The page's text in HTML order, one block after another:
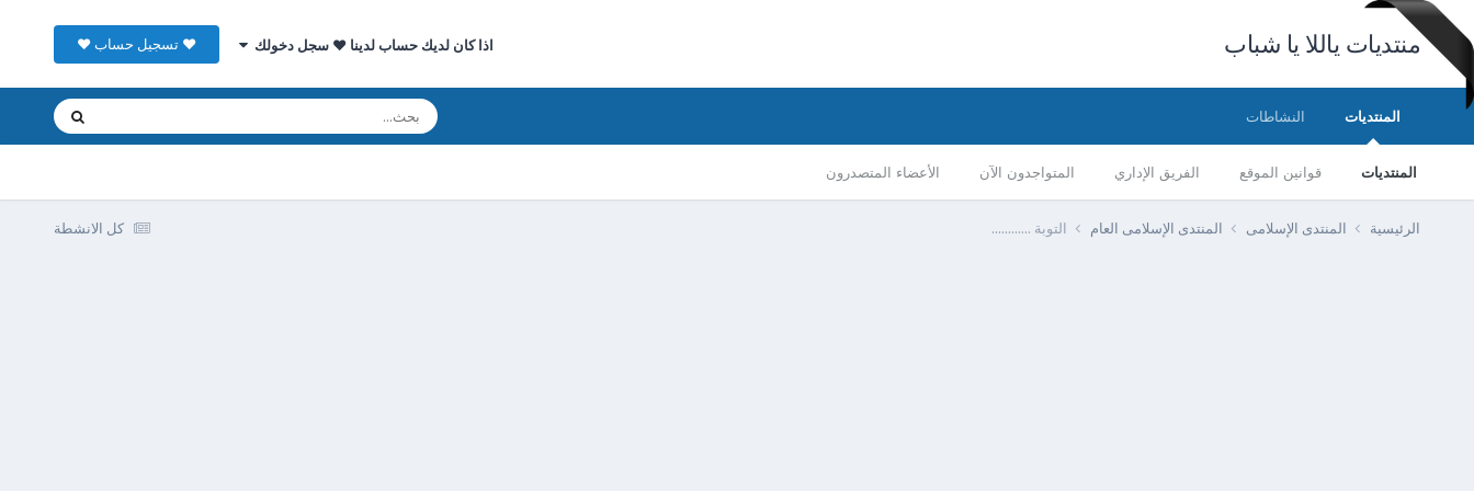
منتديات ياللا يا شباب اذا كان لديك حساب لدينا ♥ سجل دخولك ♥ تسجيل حساب ♥
المنتديات
المنتديات قوانين الموقع الفريق الإداري المتواجدون الآن الأعضاء المتصدرون
النشاطات
كل الانشطة الرئيسية المنتدى الإسلامى المنتدى الإسلامى العام التوبة ............